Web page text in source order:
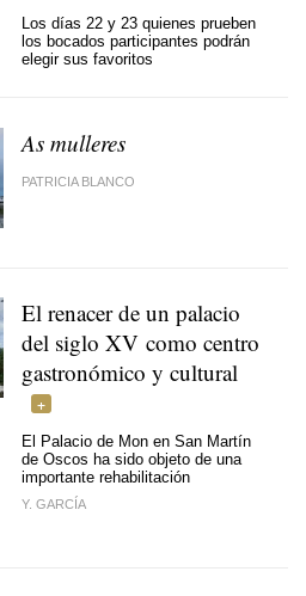
Los días 22 y 23 quienes prueben
los bocados participantes podrán
elegir sus favoritos
As mulleres
PATRICIA BLANCO
El renacer de un palacio
del siglo XV como centro
gastronómico y cultural
El Palacio de Mon en San Martín
de Oscos ha sido objeto de una
importante rehabilitación
Y. GARCÍA